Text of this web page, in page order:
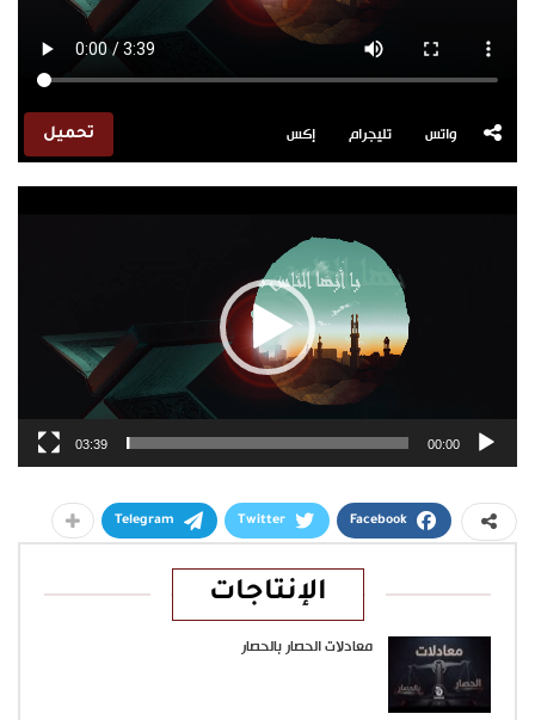
واتس تليجرام إكس تحميل
00:00
03:39
Facebook
Twitter
Telegram
الإنتاجات
معادلات الحصار بالحصار